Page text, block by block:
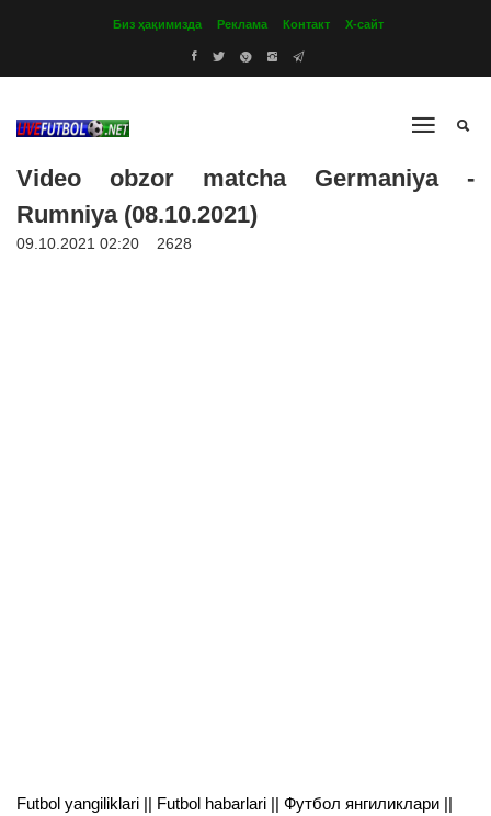
Биз ҳақимизда Реклама Контакт Х-сайт
Video obzor matcha Germaniya -
Rumniya (08.10.2021)
09.10.2021 02:20 2628
Futbol yangiliklari || Futbol habarlari || Футбол янгиликлари ||